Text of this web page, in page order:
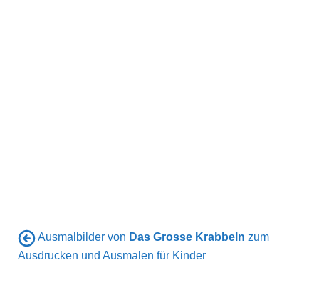
Ausmalbilder von Das Grosse Krabbeln zum
Ausdrucken und Ausmalen für Kinder